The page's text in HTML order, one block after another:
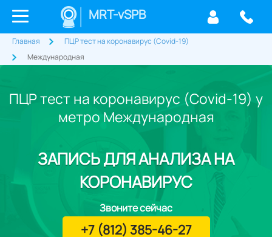
MRT-vSPB
Главная
ПЦР тест на коронавирус (Covid-19)
Международная
ПЦР тест на коронавирус (Covid-19) у
метро Международная
ЗАПИСЬДЛЯ АНАЛИЗА НА
КОРОНАВИРУС
Звоните сейчас
+7 (812) 385-46-27